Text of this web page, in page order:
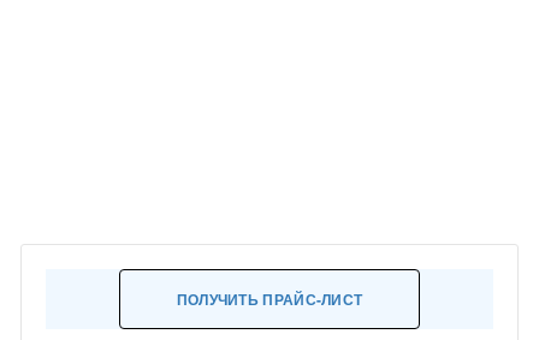
ПОЛУЧИТЬ ПРАЙС-ЛИСТ